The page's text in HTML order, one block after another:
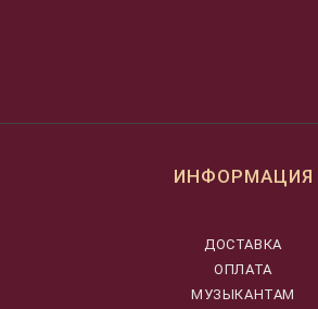
ИНФОРМАЦИЯ
ДОСТАВКА
ОПЛАТА
МУЗЫКАНТАМ